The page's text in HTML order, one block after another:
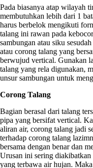
Pada biasanya atap wilayah
membutuhkan lebih dari 1
harus berbelok mengikuti
talang ini rawan pada
sambungan atau siku
atau corong talang yang
berwujud vertical. Gunakan
talang yang rela digunakan,
unsur sambungan untuk
Corong Talang
Bagian berasal dari talang
pipa yang bersifat vertical.
aliran air, corong talang jadi
terhadap corong talang
bersama dengan benar dan
Urusan ini sering diakibatkan
yang terbawa air hujan.